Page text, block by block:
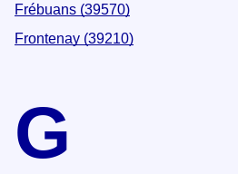
Frébuans (39570)
Frontenay (39210)
G